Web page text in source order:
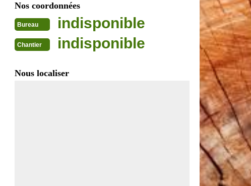
Nos coordonnées
Bureau indisponible
Chantier indisponible
Nous localiser